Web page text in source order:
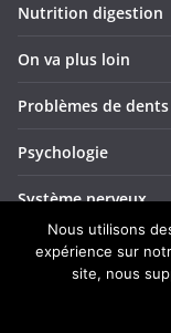
Nutrition digestion
On va plus loin
Problèmes de dents
Psychologie
Système nerveux
Troubles ORL
Nous utilisons
expérience sur
site, nous